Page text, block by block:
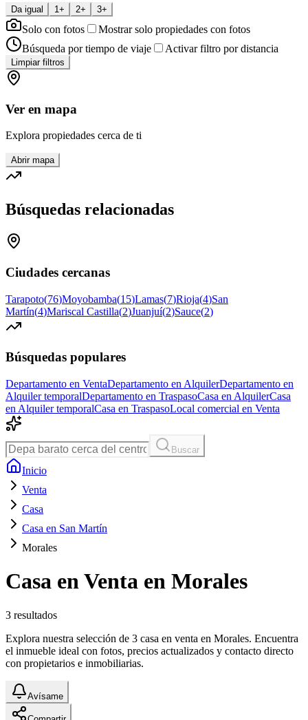
Da igual 1+ 2+ 3+
Solo con fotos
Mostrar solo propiedades con fotos
Búsqueda por tiempo de viaje
Activar filtro por distancia
Limpiar filtros
Ver en mapa
Explora propiedades cerca de ti
Abrir mapa
Búsquedas relacionadas
Ciudades cercanas
Tarapoto(76)Moyobamba(15)Lamas(7)Rioja(4)San
Martín(4)Mariscal Castilla(2)Juanjuí(2)Sauce(2)
Búsquedas populares
Departamento en VentaDepartamento en AlquilerDepartamento en
Alquiler temporalDepartamento en TraspasoCasa en AlquilerCasa
en Alquiler temporalCasa en TraspasoLocal comercial en Venta
Buscar
Inicio
Venta
Casa
Casa en San Martín
Morales
Casa en Venta en Morales
3 resultados
Explora nuestra selección de 3 casa en venta en Morales. Encuentra
el inmueble ideal con fotos, precios actualizados y contacto directo
con propietarios e inmobiliarias.
Avísame